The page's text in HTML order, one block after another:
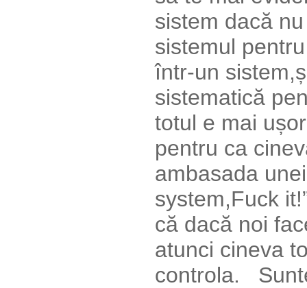
sistem dacă
sistemul
într-un
sistematică
totul e mai
pentru ca
ambasada
system,Fuck
că dacă noi
atunci cineva
controla.